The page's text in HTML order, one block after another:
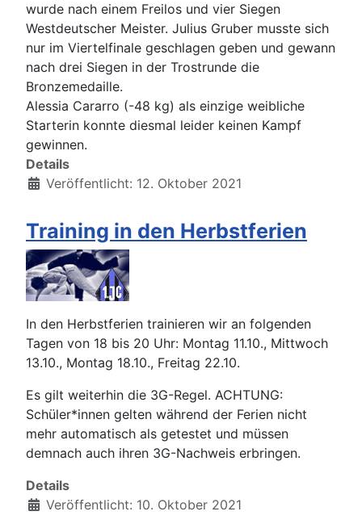
wurde nach einem Freilos und vier Siegen
Westdeutscher Meister. Julius Gruber musste sich
nur im Viertelfinale geschlagen geben und gewann
nach drei Siegen in der Trostrunde die
Bronzemedaille.
Alessia Cararro (-48 kg) als einzige weibliche
Starterin konnte diesmal leider keinen Kampf
gewinnen.
Details
Veröffentlicht: 12. Oktober 2021
Training in den Herbstferien
In den Herbstferien trainieren wir an folgenden
Tagen von 18 bis 20 Uhr: Montag 11.10., Mittwoch
13.10., Montag 18.10., Freitag 22.10.
Es gilt weiterhin die 3G-Regel. ACHTUNG:
Schüler*innen gelten während der Ferien nicht
mehr automatisch als getestet und müssen
demnach auch ihren 3G-Nachweis erbringen.
Details
Veröffentlicht: 10. Oktober 2021